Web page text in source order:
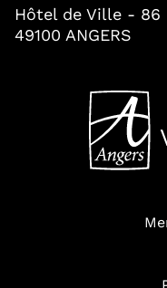
Hôtel de Ville - 86
49100 ANGERS
,